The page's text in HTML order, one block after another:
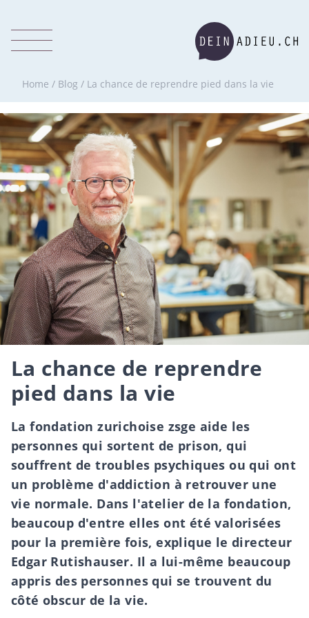
Home / Blog / La chance de reprendre pied dans la vie
La chance de reprendre
pied dans la vie
La fondation zurichoise zsge aide les
personnes qui sortent de prison, qui
souffrent de troubles psychiques ou qui ont
un problème d'addiction à retrouver une
vie normale. Dans l'atelier de la fondation,
beaucoup d'entre elles ont été valorisées
pour la première fois, explique le directeur
Edgar Rutishauser. Il a lui-même beaucoup
appris des personnes qui se trouvent du
côté obscur de la vie.